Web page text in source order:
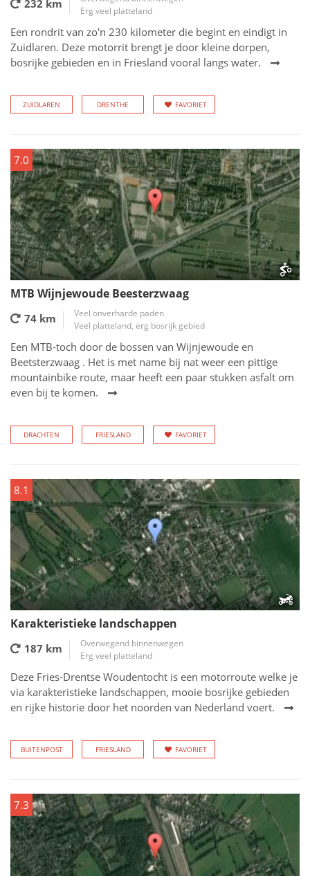
232 km
Erg veel platteland
Een rondrit van zo'n 230 kilometer die begint en eindigt in
Zuidlaren. Deze motorrit brengt je door kleine dorpen,
bosrijke gebieden en in Friesland vooral langs water.
ZUIDLAREN DRENTHE FAVORIET
7.0
MTB Wijnjewoude Beesterzwaag
74 km
Veel onverharde paden
Veel platteland, erg bosrijk gebied
Een MTB-toch door de bossen van Wijnjewoude en
Beetsterzwaag . Het is met name bij nat weer een pittige
mountainbike route, maar heeft een paar stukken asfalt om
even bij te komen.
DRACHTEN FRIESLAND FAVORIET
8.1
Karakteristieke landschappen
187 km
Overwegend binnenwegen
Erg veel platteland
Deze Fries-Drentse Woudentocht is een motorroute welke je
via karakteristieke landschappen, mooie bosrijke gebieden
en rijke historie door het noorden van Nederland voert.
BUITENPOST FRIESLAND FAVORIET
7.3